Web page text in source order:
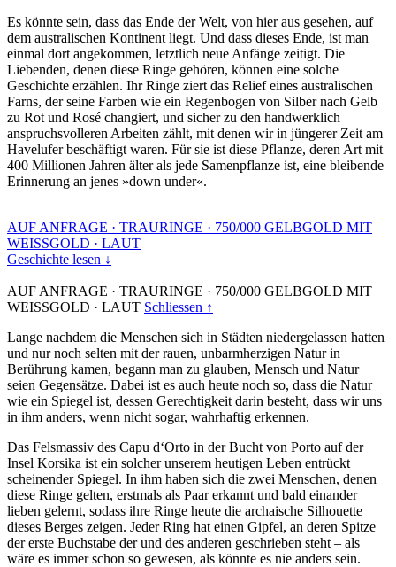
Es könnte sein, dass das Ende der Welt, von hier aus gesehen, auf
dem australischen Kontinent liegt. Und dass dieses Ende, ist man
einmal dort angekommen, letztlich neue Anfänge zeitigt. Die
Liebenden, denen diese Ringe gehören, können eine solche
Geschichte erzählen. Ihr Ringe ziert das Relief eines australischen
Farns, der seine Farben wie ein Regenbogen von Silber nach Gelb
zu Rot und Rosé changiert, und sicher zu den handwerklich
anspruchsvolleren Arbeiten zählt, mit denen wir in jüngerer Zeit am
Havelufer beschäftigt waren. Für sie ist diese Pflanze, deren Art mit
400 Millionen Jahren älter als jede Samenpflanze ist, eine bleibende
Erinnerung an jenes »down under«.
AUF ANFRAGE · TRAURINGE · 750/000 GELBGOLD MIT
WEISSGOLD · LAUT
Geschichte lesen ↓
AUF ANFRAGE · TRAURINGE · 750/000 GELBGOLD MIT
WEISSGOLD · LAUT Schliessen ↑
Lange nachdem die Menschen sich in Städten niedergelassen hatten
und nur noch selten mit der rauen, unbarmherzigen Natur in
Berührung kamen, begann man zu glauben, Mensch und Natur
seien Gegensätze. Dabei ist es auch heute noch so, dass die Natur
wie ein Spiegel ist, dessen Gerechtigkeit darin besteht, dass wir uns
in ihm anders, wenn nicht sogar, wahrhaftig erkennen.
Das Felsmassiv des Capu d‘Orto in der Bucht von Porto auf der
Insel Korsika ist ein solcher unserem heutigen Leben entrückt
scheinender Spiegel. In ihm haben sich die zwei Menschen, denen
diese Ringe gelten, erstmals als Paar erkannt und bald einander
lieben gelernt, sodass ihre Ringe heute die archaische Silhouette
dieses Berges zeigen. Jeder Ring hat einen Gipfel, an deren Spitze
der erste Buchstabe der und des anderen geschrieben steht – als
wäre es immer schon so gewesen, als könnte es nie anders sein.